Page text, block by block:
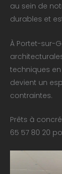
au sein de
durables et
À Portet-sur-
techniques
devient un
contraintes.
Prêts à
65 57 80 20